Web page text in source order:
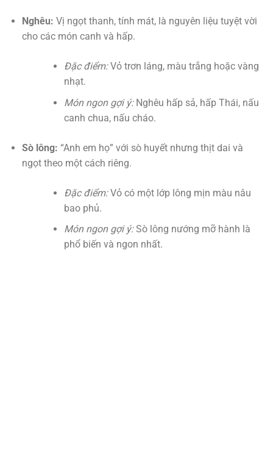
Nghêu: Vị ngọt thanh, tính mát, là nguyên liệu tuyệt vời
cho các món canh và hấp.
Đặc điểm:Vỏ trơn láng, màu trắng hoặc vàng
nhạt.
Món ngon gợi ý:Nghêu hấp sả, hấp Thái, nấu
canh chua, nấu cháo.
Sò lông: “Anh em họ” với sò huyết nhưng thịt dai và
ngọt theo một cách riêng.
Đặc điểm:Vỏ có một lớp lông mịn màu nâu
bao phủ.
Món ngon gợi ý:Sò lông nướng mỡ hành là
phổ biến và ngon nhất.